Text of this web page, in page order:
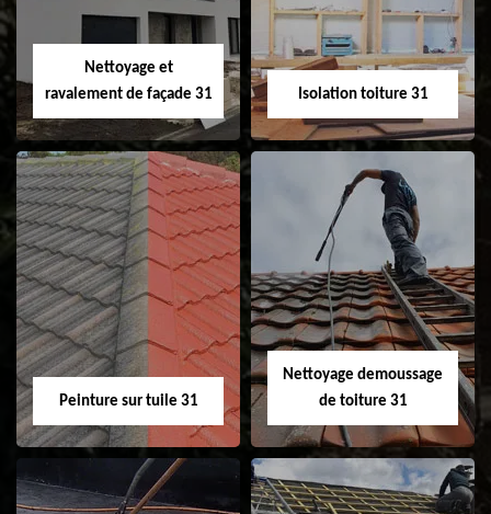
fenêtre de toit et
Velux 31
Nettoyage et
ravalement de façade 31
Nettoyage et
ravalement de
façade 31
Isolation toiture 31
Isolation toiture 31
Peinture sur tuile 31
Nettoyage demoussage
de toiture 31